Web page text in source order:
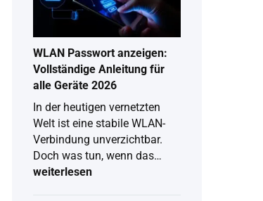
digitalen
Radioempfang
WLAN Passwort anzeigen:
Vollständige Anleitung für
alle Geräte 2026
In der heutigen vernetzten
Welt ist eine stabile WLAN-
Verbindung unverzichtbar.
Doch was tun, wenn das…
WLAN
weiterlesen